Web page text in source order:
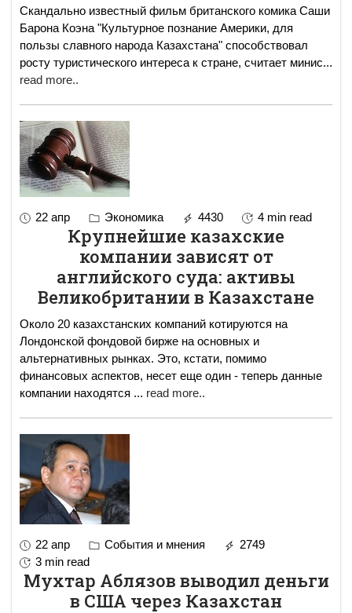
Скандально известный фильм британского комика Саши
Барона Коэна "Культурное познание Америки, для
пользы славного народа Казахстана" способствовал
росту туристического интереса к стране, считает минис...
read more..
22 апр Экономика 4430 4 min read
Крупнейшие казахские
компании зависят от
английского суда: активы
Великобритании в Казахстане
Около 20 казахстанских компаний котируются на
Лондонской фондовой бирже на основных и
альтернативных рынках. Это, кстати, помимо
финансовых аспектов, несет еще один - теперь данные
компании находятся ... read more..
22 апр События и мнения
2749
3 min read
Мухтар Аблязов выводил деньги
в США через Казахстан